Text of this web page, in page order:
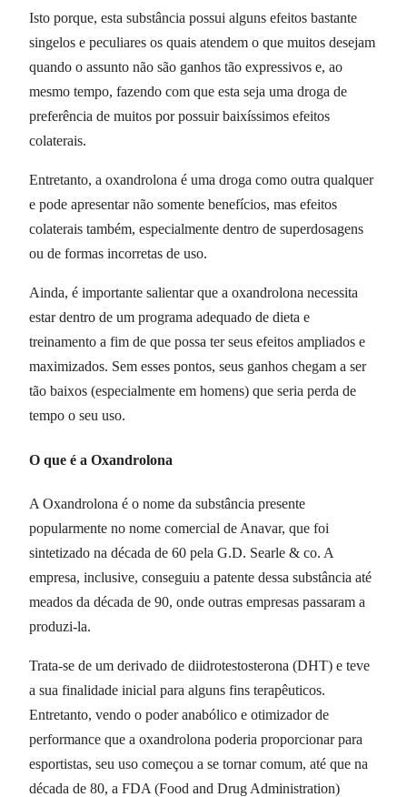
Isto porque, esta substância possui alguns efeitos bastante
singelos e peculiares os quais atendem o que muitos desejam
quando o assunto não são ganhos tão expressivos e, ao
mesmo tempo, fazendo com que esta seja uma droga de
preferência de muitos por possuir baixíssimos efeitos
colaterais.
Entretanto, a oxandrolona é uma droga como outra qualquer
e pode apresentar não somente benefícios, mas efeitos
colaterais também, especialmente dentro de superdosagens
ou de formas incorretas de uso.
Ainda, é importante salientar que a oxandrolona necessita
estar dentro de um programa adequado de dieta e
treinamento a fim de que possa ter seus efeitos ampliados e
maximizados. Sem esses pontos, seus ganhos chegam a ser
tão baixos (especialmente em homens) que seria perda de
tempo o seu uso.
O que é a Oxandrolona
A Oxandrolona é o nome da substância presente
popularmente no nome comercial de Anavar, que foi
sintetizado na década de 60 pela G.D. Searle & co. A
empresa, inclusive, conseguiu a patente dessa substância até
meados da década de 90, onde outras empresas passaram a
produzi-la.
Trata-se de um derivado de diidrotestosterona (DHT) e teve
a sua finalidade inicial para alguns fins terapêuticos.
Entretanto, vendo o poder anabólico e otimizador de
performance que a oxandrolona poderia proporcionar para
esportistas, seu uso começou a se tornar comum, até que na
década de 80, a FDA (Food and Drug Administration)